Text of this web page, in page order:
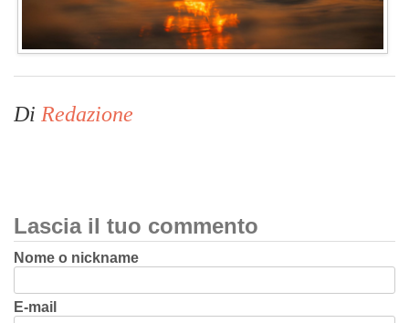
Di Redazione
Lascia il tuo commento
Nome o nickname
E-mail